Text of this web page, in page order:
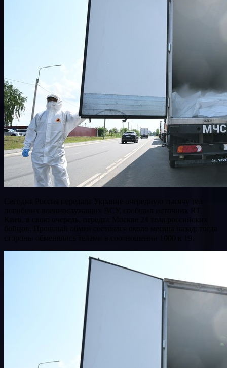
погибших военнослужащих ВСУ, сообщил источник RT.
Киев, в свою очередь, передал Москве 24 тела российских
бойцов. Прошлый обмен состоялся около месяца назад: тогда
стороны обменялись телами в соотношении 1000 к 19.